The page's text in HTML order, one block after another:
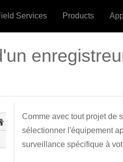
Services Products
Comme avec tout projet de
sélectionner l'équipement
surveillance spécifique à